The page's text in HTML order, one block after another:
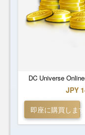
DC Universe
JPY
即座に購買します